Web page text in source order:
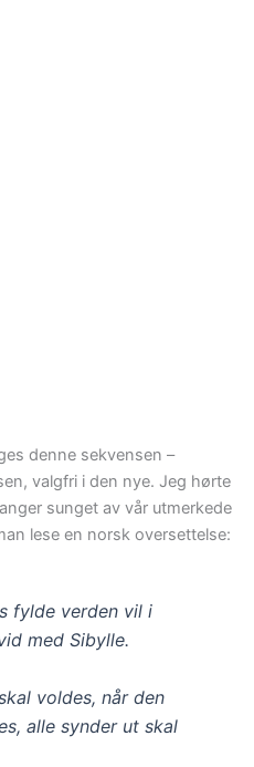
denne sekvensen –
valgfri i den nye. Jeg hørte
sunget av vår utmerkede
lese en norsk oversettelse:
fylde verden vil i
med Sibylle.
voldes, når den
alle synder ut skal